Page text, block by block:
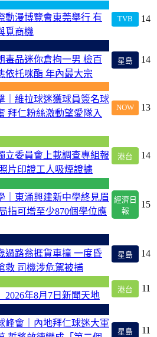
動漫博覽會東莞舉行 有
覓商機
TVB 14
毒品迷你倉拘一男 檢百
依托咪酯 年內最大宗
星島 14
｜維拉球迷獲球員簽名球
拜仁粉絲激動望愛隊入
NOW 13
立委員會上載調查專組報
片印證工人吸煙證據
港台 14
｜東涌興建新中學終見眉
指可增至少870個學位應
經濟日
報
15
過路翁捱貨車撞 一度昏
救 司機涉危駕被捕
星島 14
2026年8月7日新聞天地
港台 11
峰會｜內地拜仁球迷大軍
星島 11